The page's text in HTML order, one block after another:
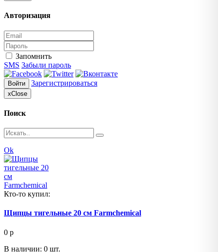
Авторизация
Запомнить
SMS Забыли пароль
Войти Зарегистрироваться
xClose
Поиск
Ok
Кто-то купил:
Щипцы тигельные 20 см Farmchemical
0 p
В наличии: 0 шт.